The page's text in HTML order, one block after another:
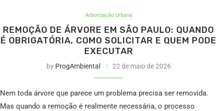
Arborização Urbana
REMOÇÃO DE ÁRVORE EM SÃO PAULO: QUANDO
É OBRIGATÓRIA, COMO SOLICITAR E QUEM PODE
EXECUTAR
by ProgAmbiental 22 de maio de 2026
Nem toda árvore que parece um problema precisa ser removida.
Mas quando a remoção é realmente necessária, o processo